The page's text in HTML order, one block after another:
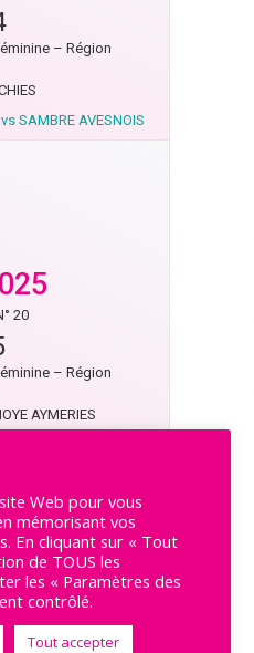
– Région
SAMBRE AVESNOIS
20
– Région
AYMERIES
19
Web pour vous
mémorisant vos
En cliquant sur « Tout
de TOUS les
les « Paramètres des
contrôlé.
Tout accepter